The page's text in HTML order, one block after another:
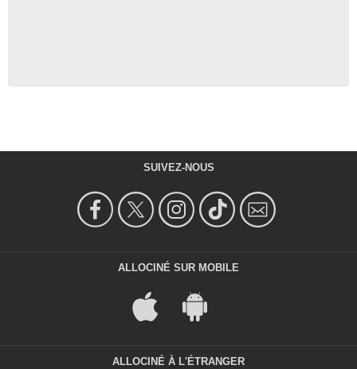
SUIVEZ-NOUS
ALLOCINÉ SUR MOBILE
ALLOCINÉ À L'ÉTRANGER